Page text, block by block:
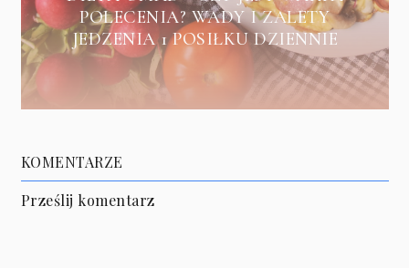
POLECENIA? WADY I ZALETY
JEDZENIA 1 POSIŁKU DZIENNIE
KOMENTARZE
Prześlij komentarz